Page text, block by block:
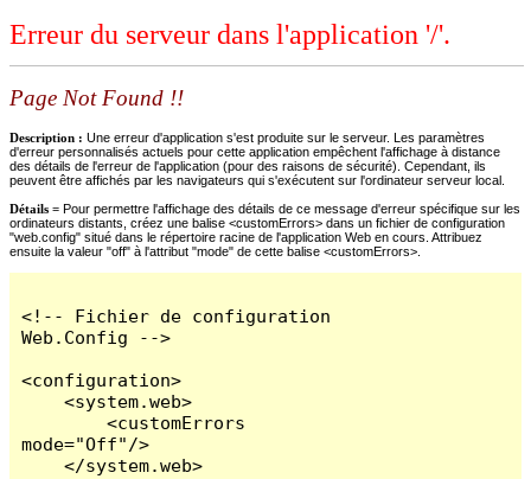
Erreur du serveur dans l'application '/'.
Page Not Found !!
Description : Une erreur d'application s'est produite sur le serveur. Les paramètres
d'erreur personnalisés actuels pour cette application empêchent l'affichage à distance
des détails de l'erreur de l'application (pour des raisons de sécurité). Cependant, ils
peuvent être affichés par les navigateurs qui s'exécutent sur l'ordinateur serveur local.
Détails = Pour permettre l'affichage des détails de ce message d'erreur spécifique sur les
ordinateurs distants, créez une balise <customErrors> dans un fichier de configuration
"web.config" situé dans le répertoire racine de l'application Web en cours. Attribuez
ensuite la valeur "off" à l'attribut "mode" de cette balise <customErrors>.
<!-- Fichier de configuration
Web.Config -->
<configuration>
    <system.web>
        <customErrors
mode="Off"/>
    </system.web>